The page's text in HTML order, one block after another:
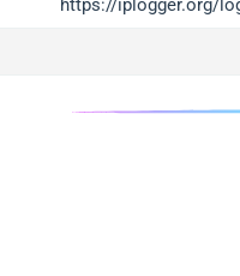
https://iplogger.org/